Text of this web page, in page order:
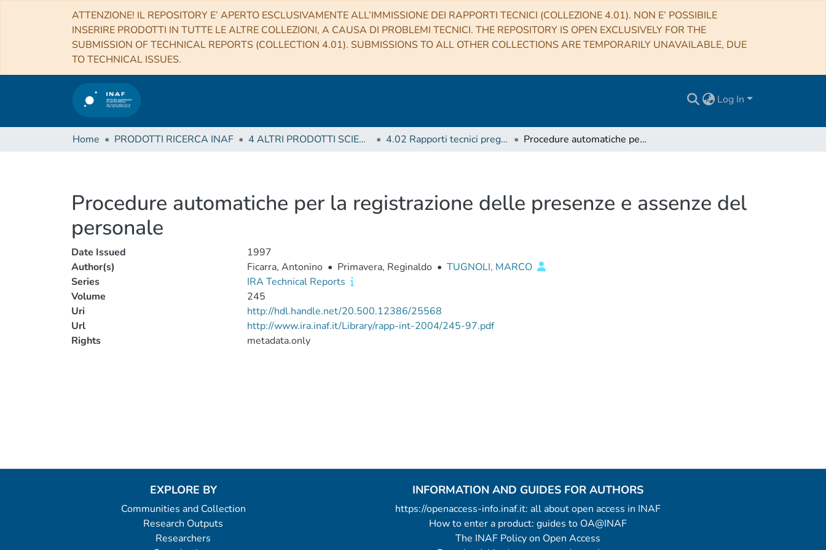
ATTENZIONE! IL REPOSITORY E’ APERTO ESCLUSIVAMENTE ALL’IMMISSIONE DEI RAPPORTI TECNICI (COLLEZIONE 4.01). NON E’ POSSIBILE
INSERIRE PRODOTTI IN TUTTE LE ALTRE COLLEZIONI, A CAUSA DI PROBLEMI TECNICI. THE REPOSITORY IS OPEN EXCLUSIVELY FOR THE
SUBMISSION OF TECHNICAL REPORTS (COLLECTION 4.01). SUBMISSIONS TO ALL OTHER COLLECTIONS ARE TEMPORARILY UNAVAILABLE, DUE
TO TECHNICAL ISSUES.
Log In
Home PRODOTTI RICERCA INAF 4 ALTRI PRODOTTI SCIENTIFICI (Other scientific products) 4.02 Rapporti tecnici pregressi Procedure automatiche per la registrazione delle presenze e assenze del personale
Procedure automatiche per la registrazione delle presenze e assenze del
personale
Date Issued
1997
Author(s)
Ficarra, Antonino • Primavera, Reginaldo • TUGNOLI, MARCO
Series
IRA Technical Reports
Volume
245
Uri
http://hdl.handle.net/20.500.12386/25568
Url
http://www.ira.inaf.it/Library/rapp-int-2004/245-97.pdf
Rights
metadata.only
EXPLORE BY
Communities and Collection
Research Outputs
Researchers
INFORMATION AND GUIDES FOR AUTHORS
https://openaccess-info.inaf.it: all about open access in INAF
How to enter a product: guides to OA@INAF
The INAF Policy on Open Access